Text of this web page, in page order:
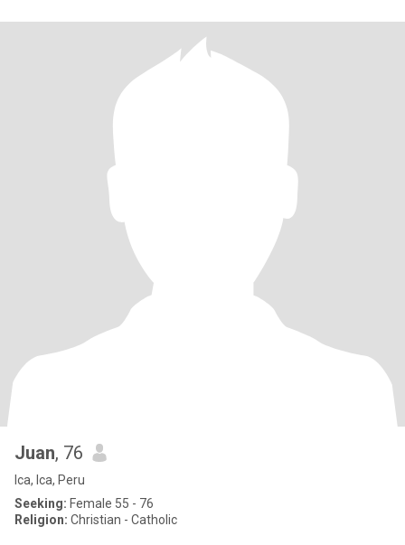
Juan, 76
Ica, Ica, Peru
Seeking: Female 55 - 76
Religion: Christian - Catholic